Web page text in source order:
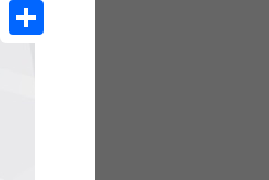
Pinterest